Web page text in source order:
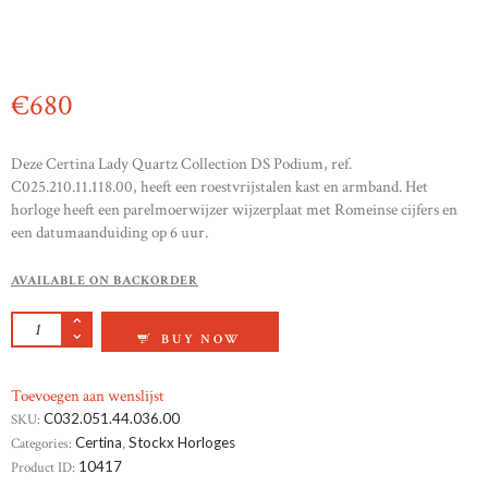
€680
Deze Certina Lady Quartz Collection DS Podium, ref.
C025.210.11.118.00, heeft een roestvrijstalen kast en armband. Het
horloge heeft een parelmoerwijzer wijzerplaat met Romeinse cijfers en
een datumaanduiding op 6 uur.
AVAILABLE ON BACKORDER
CERTINA DS ACTION DAMES HORLOGE
BUY NOW
Toevoegen aan wenslijst
SKU: C032.051.44.036.00
Categories: Certina,Stockx Horloges
Product ID: 10417